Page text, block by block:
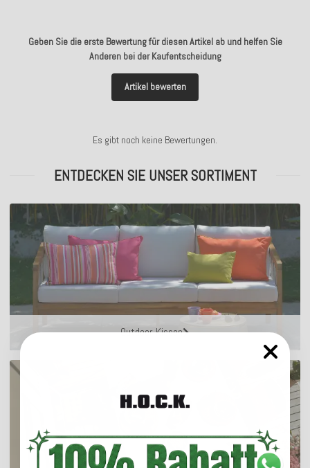
Geben Sie die erste Bewertung für diesen Artikel ab und helfen Sie
Anderen bei der Kaufentscheidung
Artikel bewerten
Es gibt noch keine Bewertungen.
ENTDECKEN SIE UNSER SORTIMENT
Outdoor Kissen